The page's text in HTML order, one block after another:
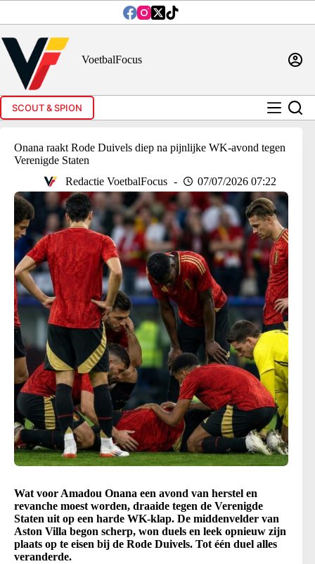
inhoud
VoetbalFocus
SCOUT & SPION
Onana raakt Rode Duivels diep na pijnlijke WK-avond tegen
Verenigde Staten
Redactie VoetbalFocus
07/07/2026 07:22
Wat voor Amadou Onana een avond van herstel en
revanche moest worden, draaide tegen de Verenigde
Staten uit op een harde WK-klap. De middenvelder van
Aston Villa begon scherp, won duels en leek opnieuw zijn
plaats op te eisen bij de Rode Duivels. Tot één duel alles
veranderde.